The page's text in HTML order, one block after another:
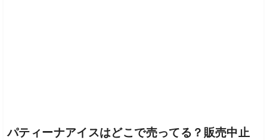
パティーナアイスはどこで売ってる？販売中止